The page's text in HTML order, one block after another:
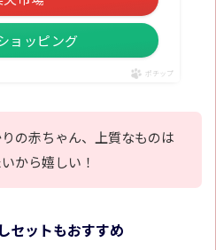
ョッピング
ポチップ
の赤ちゃん、上質なものは
から嬉しい！
セットもおすすめ